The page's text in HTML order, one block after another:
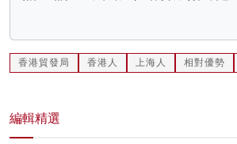
香港貿發局 香港人 上海人 相對優勢
編輯精選